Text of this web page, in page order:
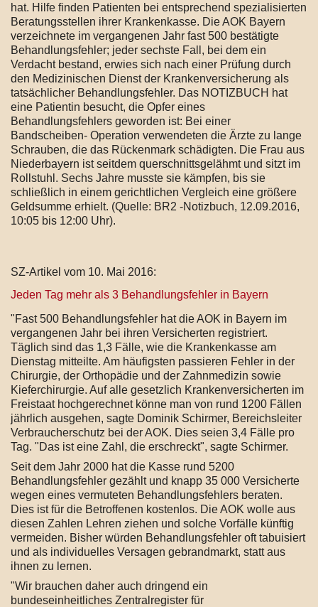
hat. Hilfe finden Patienten bei entsprechend spezialisierten
Beratungsstellen ihrer Krankenkasse. Die AOK Bayern
verzeichnete im vergangenen Jahr fast 500 bestätigte
Behandlungsfehler; jeder sechste Fall, bei dem ein
Verdacht bestand, erwies sich nach einer Prüfung durch
den Medizinischen Dienst der Krankenversicherung als
tatsächlicher Behandlungsfehler. Das NOTIZBUCH hat
eine Patientin besucht, die Opfer eines
Behandlungsfehlers geworden ist: Bei einer
Bandscheiben- Operation verwendeten die Ärzte zu lange
Schrauben, die das Rückenmark schädigten. Die Frau aus
Niederbayern ist seitdem querschnittsgelähmt und sitzt im
Rollstuhl. Sechs Jahre musste sie kämpfen, bis sie
schließlich in einem gerichtlichen Vergleich eine größere
Geldsumme erhielt. (Quelle: BR2 -Notizbuch, 12.09.2016,
10:05 bis 12:00 Uhr).
SZ-Artikel vom 10. Mai 2016:
Jeden Tag mehr als 3 Behandlungsfehler in Bayern
"Fast500 Behandlungsfehler hat die AOK in Bayern im
vergangenen Jahr bei ihren Versicherten registriert.
Täglich sind das 1,3 Fälle, wie die Krankenkasse am
Dienstag mitteilte. Am häufigsten passieren Fehler in der
Chirurgie, der Orthopädie und der Zahnmedizin sowie
Kieferchirurgie. Auf alle gesetzlich Krankenversicherten im
Freistaat hochgerechnet könne man von rund 1200 Fällen
jährlich ausgehen, sagte Dominik Schirmer, Bereichsleiter
Verbraucherschutz bei der AOK. Dies seien 3,4 Fälle pro
Tag. "Das ist eine Zahl, die erschreckt", sagte Schirmer.
Seit dem Jahr 2000 hat die Kasse rund 5200
Behandlungsfehler gezählt und knapp 35 000 Versicherte
wegen eines vermuteten Behandlungsfehlers beraten.
Dies ist für die Betroffenen kostenlos. Die AOK wolle aus
diesen Zahlen Lehren ziehen und solche Vorfälle künftig
vermeiden. Bisher würden Behandlungsfehler oft tabuisiert
und als individuelles Versagen gebrandmarkt, statt aus
ihnen zu lernen.
"Wir brauchen daher auch dringend ein
bundeseinheitliches Zentralregister für